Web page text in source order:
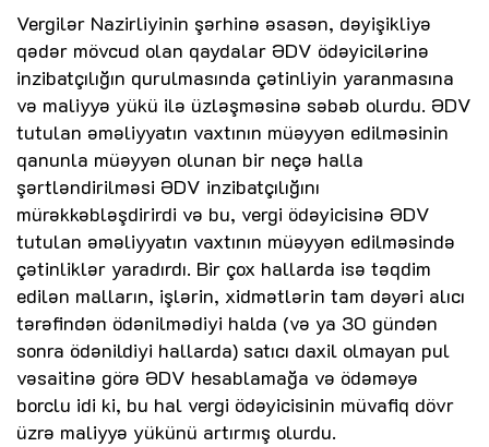
Vergilər Nazirliyinin şərhinə əsasən, dəyişikliyə
qədər mövcud olan qaydalar ƏDV ödəyicilərinə
inzibatçılığın qurulmasında çətinliyin yaranmasına
və maliyyə yükü ilə üzləşməsinə səbəb olurdu. ƏDV
tutulan əməliyyatın vaxtının müəyyən edilməsinin
qanunla müəyyən olunan bir neçə halla
şərtləndirilməsi ƏDV inzibatçılığını
mürəkkəbləşdirirdi və bu, vergi ödəyicisinə ƏDV
tutulan əməliyyatın vaxtının müəyyən edilməsində
çətinliklər yaradırdı. Bir çox hallarda isə təqdim
edilən malların, işlərin, xidmətlərin tam dəyəri alıcı
tərəfindən ödənilmədiyi halda (və ya 30 gündən
sonra ödənildiyi hallarda) satıcı daxil olmayan pul
vəsaitinə görə ƏDV hesablamağa və ödəməyə
borclu idi ki, bu hal vergi ödəyicisinin müvafiq dövr
üzrə maliyyə yükünü artırmış olurdu.